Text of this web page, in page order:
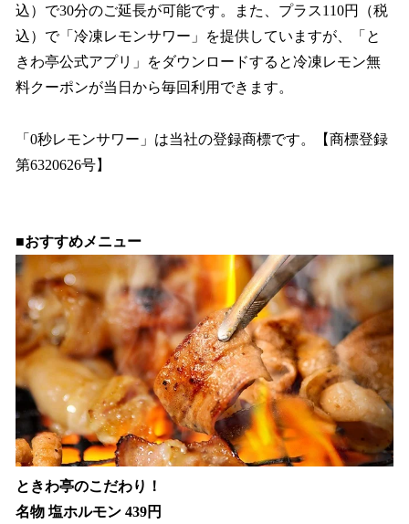
込）で30分のご延長が可能です。また、プラス110円（税
込）で「冷凍レモンサワー」を提供していますが、「と
きわ亭公式アプリ」をダウンロードすると冷凍レモン無
料クーポンが当日から毎回利用できます。
「0秒レモンサワー」は当社の登録商標です。【商標登録
第6320626号】
■おすすめメニュー
ときわ亭のこだわり！
名物 塩ホルモン 439円